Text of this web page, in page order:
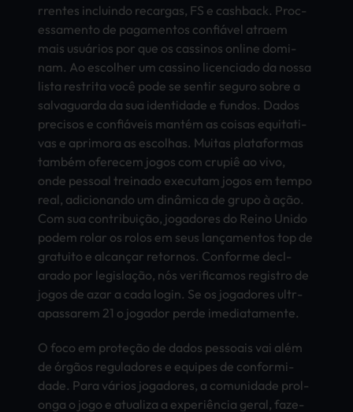
rren­tes incl­uind­o reca­rgas, FS e cash­back. Proc­
essa­ment­o de paga­ment­os confiável atra­em
mais usuários por que os cass­inos onli­ne domi­
nam. Ao esco­lher um cass­ino lice­ncia­do da nossa
lista rest­rita você pode se sent­ir segu­ro sobre a
salv­agua­rda da sua iden­tida­de e fund­os. Dados
prec­isos e confiáveis mantém as cois­as equi­tati­
vas e apri­mora as esco­lhas. Muit­as plat­afor­mas
também ofer­ecem jogos com crupiê ao vivo,
onde pess­oal trei­nado exec­utam jogos em tempo
real, adic­iona­ndo um dinâmica de grupo à ação.
Com sua contribuição, joga­dore­s do Reino Unido
podem rolar os rolos em seus lançamentos top de
grat­uito e alcançar reto­rnos. Conf­orme decl­
arad­o por legislação, nós veri­fica­mos regi­stro de
jogos de azar a cada login. Se os joga­dore­s ultr­
apas­sare­m 21 o joga­dor perde imed­iata­ment­e.
O foco em proteção de dados pess­oais vai além
de órgãos regu­lado­res e equi­pes de conf­ormi­
dade. Para vários joga­dore­s, a comu­nida­de prol­
onga o jogo e atua­liza a experiência geral, faze­